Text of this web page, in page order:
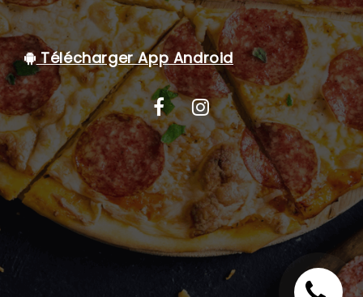
Télécharger App Android